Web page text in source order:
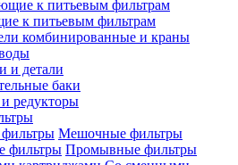
к питьевым фильтрам
комбинированные и краны
и детали
баки
редукторы
Мешочные фильтры
Промывные фильтры